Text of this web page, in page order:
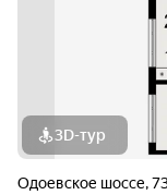
3D-тур
Одоевское шоссе,